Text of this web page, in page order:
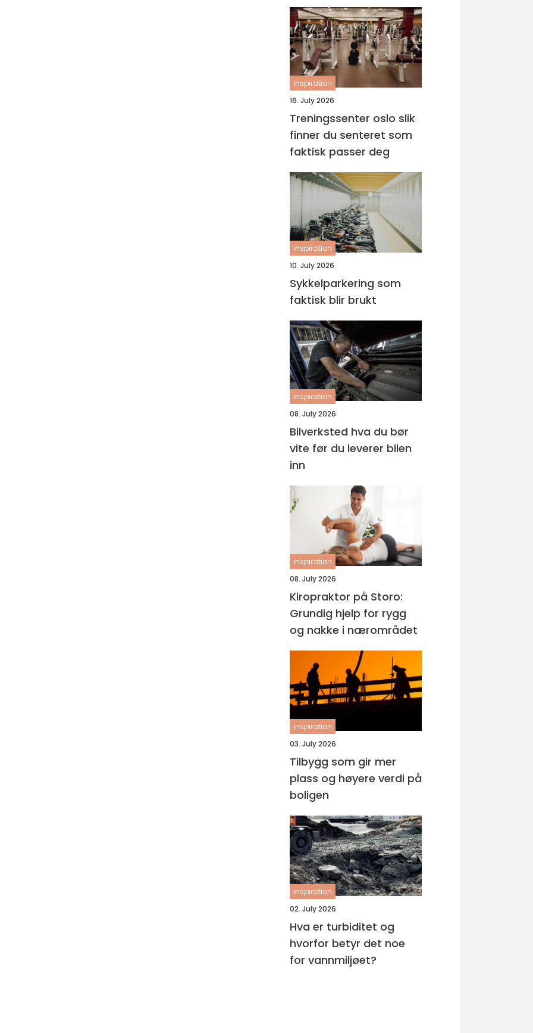
inspiration
16. July 2026
Treningssenter oslo slik
finner du senteret som
faktisk passer deg
inspiration
10. July 2026
Sykkelparkering som
faktisk blir brukt
inspiration
08. July 2026
Bilverksted hva du bør
vite før du leverer bilen
inn
inspiration
08. July 2026
Kiropraktor på Storo:
Grundig hjelp for rygg
og nakke i nærområdet
inspiration
03. July 2026
Tilbygg som gir mer
plass og høyere verdi på
boligen
inspiration
02. July 2026
Hva er turbiditet og
hvorfor betyr det noe
for vannmiljøet?